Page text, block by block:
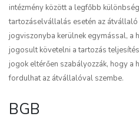
intézmény között a legfőbb
tartozáselvállalás esetén az átvállaló
jogviszonyba kerülnek egymással, a
jogosult követelni a tartozás
jogok eltérően szabályozzák, hogy a
fordulhat az átvállalóval szembe.
BGB